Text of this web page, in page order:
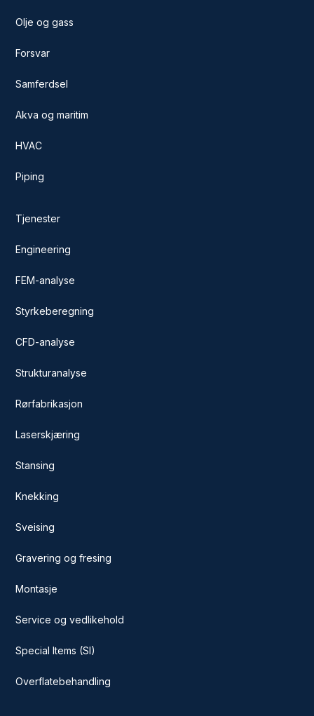
Olje og gass
Forsvar
Samferdsel
Akva og maritim
HVAC
Piping
Tjenester
Engineering
FEM-analyse
Styrkeberegning
CFD-analyse
Strukturanalyse
Rørfabrikasjon
Laserskjæring
Stansing
Knekking
Sveising
Gravering og fresing
Montasje
Service og vedlikehold
Special Items (SI)
Overflatebehandling